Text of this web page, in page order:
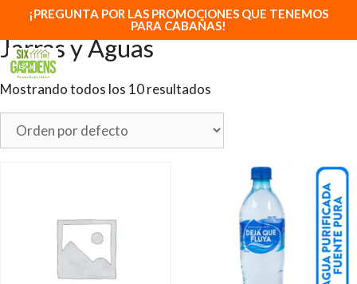
Saltar
contenido
¡PREGUNTA POR LAS PROMOCIONES QUE TENEMOS
PARA CABAÑAS!
Inicio/ Jarras y Aguas
Jarras y Aguas
Mostrando todos los 10 resultados